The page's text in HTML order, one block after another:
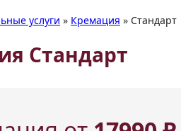
услуги » Кремация » Стандарт
Стандарт